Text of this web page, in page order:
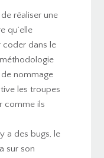
réaliser une
qu’elle
coder dans le
méthodologie
de nommage
les troupes
comme ils
a des bugs, le
sur son